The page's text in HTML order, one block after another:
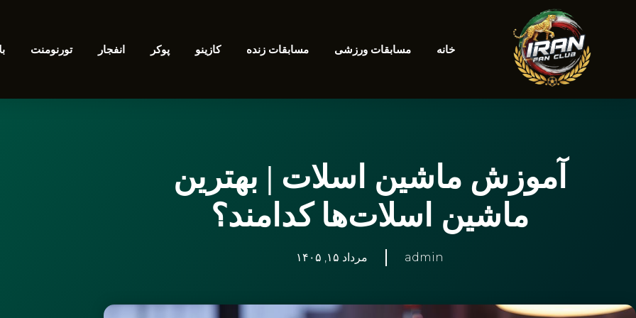
خانه مسابقات ورزشی مسابقات زنده کازینو پوکر انفجار تورنومنت
آموزش ماشین اسلات | بهترین
ماشین اسلات‌ها کدامند؟
admin مرداد ۱۵, ۱۴۰۵